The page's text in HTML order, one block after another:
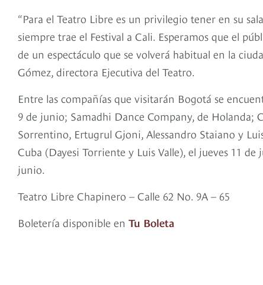
“Para el Teatro Libre es un privilegio tener en su
siempre trae el Festival a Cali. Esperamos que el
de un espectáculo que se volverá habitual en la
Gómez, directora Ejecutiva del Teatro.
Entre las compañías que visitarán Bogotá se
9 de junio; Samadhi Dance Company, de Holanda;
Sorrentino, Ertugrul Gjoni, Alessandro Staiano y
Cuba (Dayesi Torriente y Luis Valle), el jueves 11
junio.
Teatro Libre Chapinero – Calle 62 No. 9A – 65
Boletería disponible en Tu Boleta